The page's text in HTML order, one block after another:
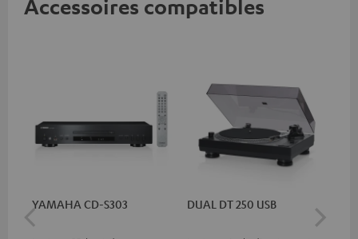
Accessoires compatibles
YAMAHA CD-S303 DUAL DT 250 USB